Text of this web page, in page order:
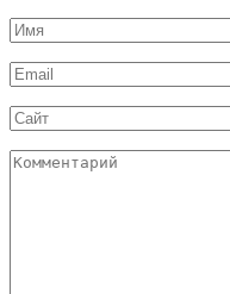
Имя
*
Email
*
Сайт
Комментарий